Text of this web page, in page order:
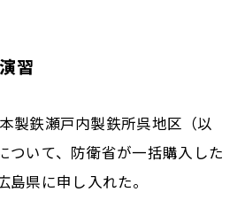
習
製鉄瀬戸内製鉄所呉地区（以
ついて、防衛省が一括購入した
県に申し入れた。